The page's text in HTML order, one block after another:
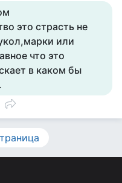
это страсть не
или
что это
в каком бы